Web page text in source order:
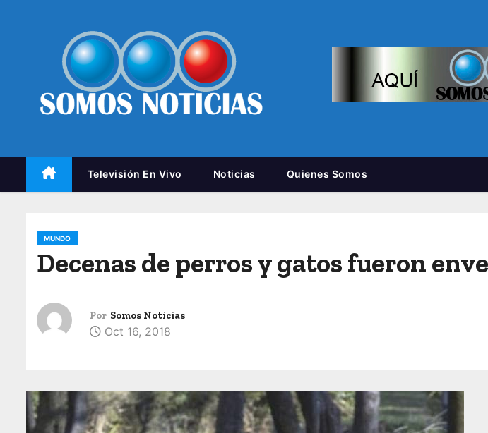
Televisión En Vivo Noticias Quienes Somos
MUNDO
Decenas de perros y gatos fueron
Por Somos Noticias
Oct 16, 2018